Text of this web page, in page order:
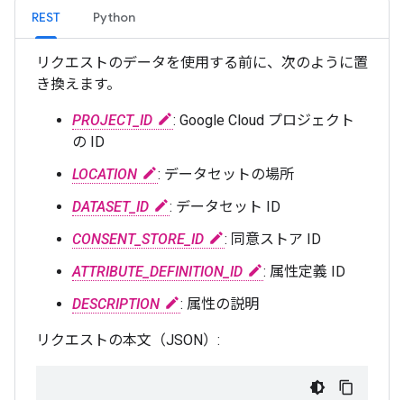
REST Python
リクエストのデータを使用する前に、次のように置
き換えます。
PROJECT_ID
: Google Cloud プロジェクト
の ID
LOCATION
: データセットの場所
DATASET_ID
: データセット ID
CONSENT_STORE_ID
: 同意ストア ID
ATTRIBUTE_DEFINITION_ID
: 属性定義 ID
DESCRIPTION
: 属性の説明
リクエストの本文（JSON）: